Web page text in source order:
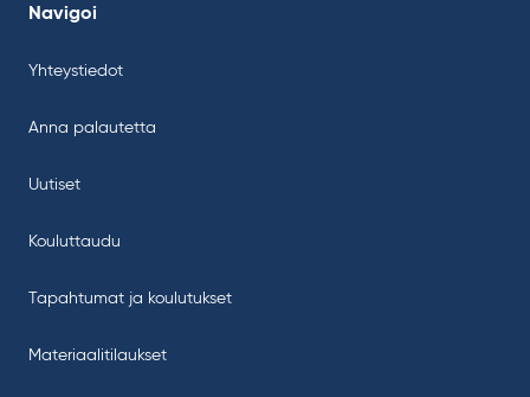
Navigoi
Yhteystiedot
Anna palautetta
Uutiset
Kouluttaudu
Tapahtumat ja koulutukset
Materiaalitilaukset